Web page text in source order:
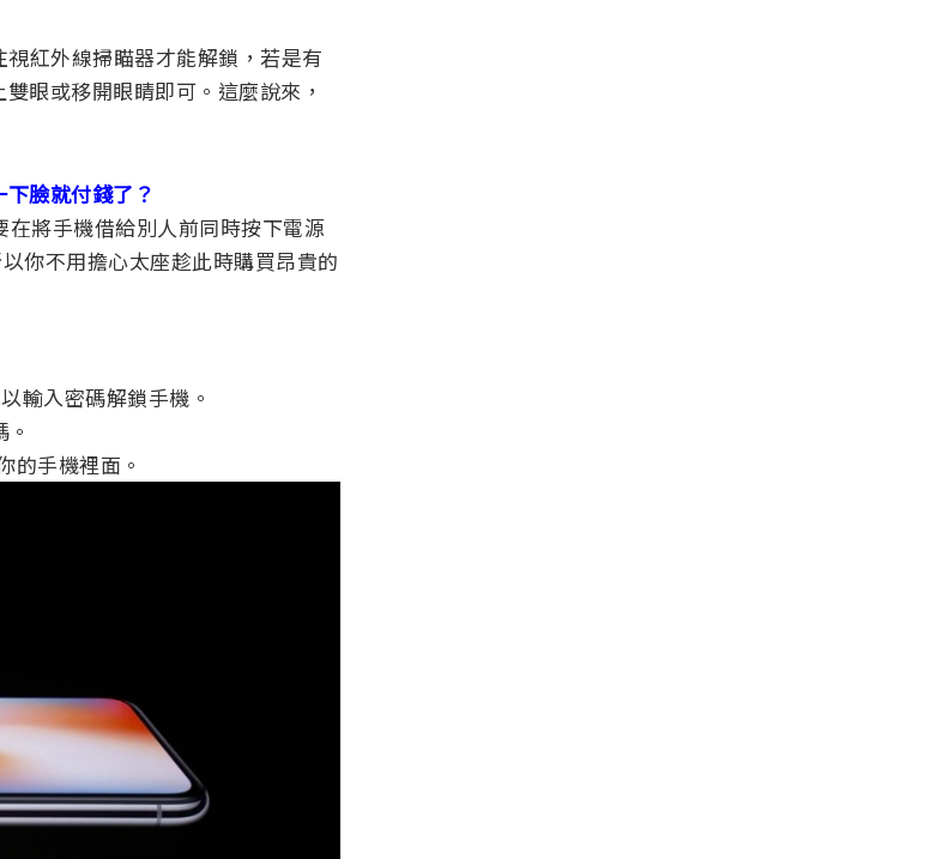
紅外線掃瞄器才能解鎖，若是有
眼或移開眼睛即可。這麼說來，
臉就付錢了？
將手機借給別人前同時按下電源
你不用擔心太座趁此時購買昂貴的
輸入密碼解鎖手機。
的手機裡面。